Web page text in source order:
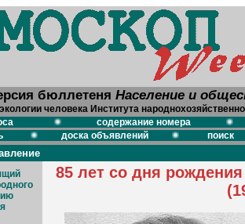
бюллетеня Население и
человека Института
содержание номера
доска объявлений поиск
85 лет со дня